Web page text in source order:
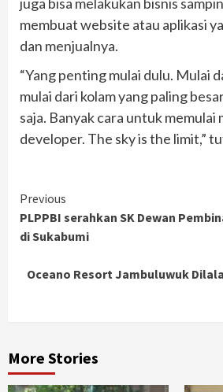
membuat website atau aplikasi
dan menjualnya.
“Yang penting mulai dulu. Mulai
mulai dari kolam yang paling
saja. Banyak cara untuk memulai
developer. The sky is the limit,”
Continue
Reading
Previous
PLPPBI serahkan SK Dewan
di Sukabumi
Oceano Resort Jambuluwuk
More Stories